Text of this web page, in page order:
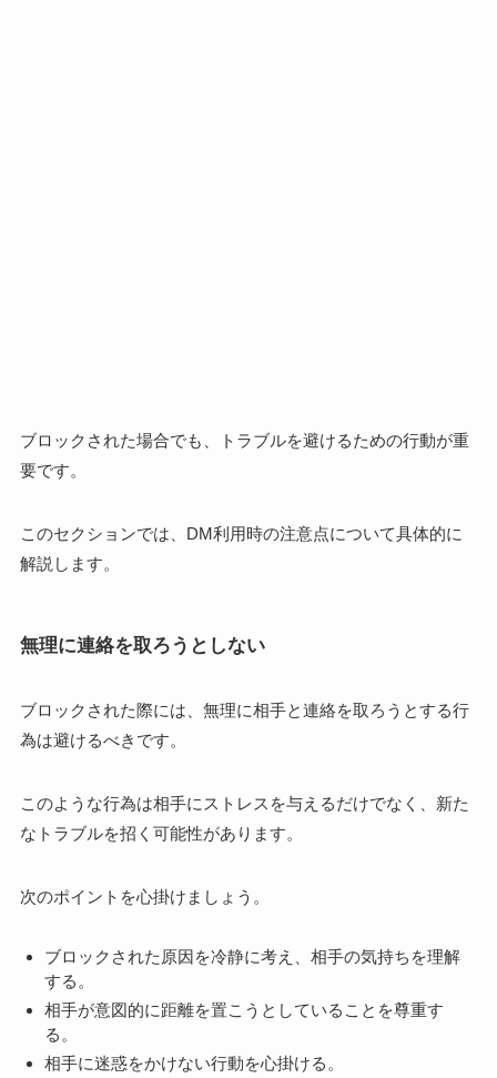
ブロックされた場合でも、トラブルを避けるための行動が重
要です。
このセクションでは、DM利用時の注意点について具体的に
解説します。
無理に連絡を取ろうとしない
ブロックされた際には、無理に相手と連絡を取ろうとする行
為は避けるべきです。
このような行為は相手にストレスを与えるだけでなく、新た
なトラブルを招く可能性があります。
次のポイントを心掛けましょう。
ブロックされた原因を冷静に考え、相手の気持ちを理解
する。
相手が意図的に距離を置こうとしていることを尊重す
る。
相手に迷惑をかけない行動を心掛ける。